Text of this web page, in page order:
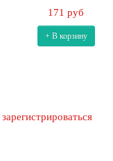
171 руб
+ В корзину
зарегистрироваться